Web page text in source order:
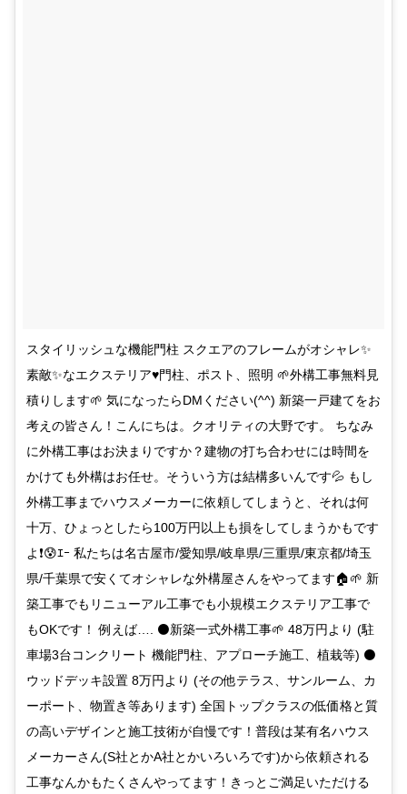
スタイリッシュな機能門柱 スクエアのフレームがオシャレ✨
素敵✨なエクステリア♥門柱、ポスト、照明 🌱外構工事無料見
積りします🌱 気になったらDMください(^^) 新築一戸建てをお
考えの皆さん！こんにちは。クオリティの大野です。 ちなみ
に外構工事はお決まりですか？建物の打ち合わせには時間を
かけても外構はお任せ。そういう方は結構多いんです💦 もし
外構工事までハウスメーカーに依頼してしまうと、それは何
十万、ひょっとしたら100万円以上も損をしてしまうかもです
よ❗😰ｴｰ 私たちは名古屋市/愛知県/岐阜県/三重県/東京都/埼玉
県/千葉県で安くてオシャレな外構屋さんをやってます🏠🌱 新
築工事でもリニューアル工事でも小規模エクステリア工事で
もOKです！ 例えば…. ⚫新築一式外構工事🌱 48万円より (駐
車場3台コンクリート 機能門柱、アプローチ施工、植栽等) ⚫
ウッドデッキ設置 8万円より (その他テラス、サンルーム、カ
ーポート、物置き等あります) 全国トップクラスの低価格と質
の高いデザインと施工技術が自慢です！普段は某有名ハウス
メーカーさん(S社とかA社とかいろいろです)から依頼される
工事なんかもたくさんやってます！きっとご満足いただける